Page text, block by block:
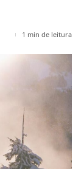
1 min de leitura